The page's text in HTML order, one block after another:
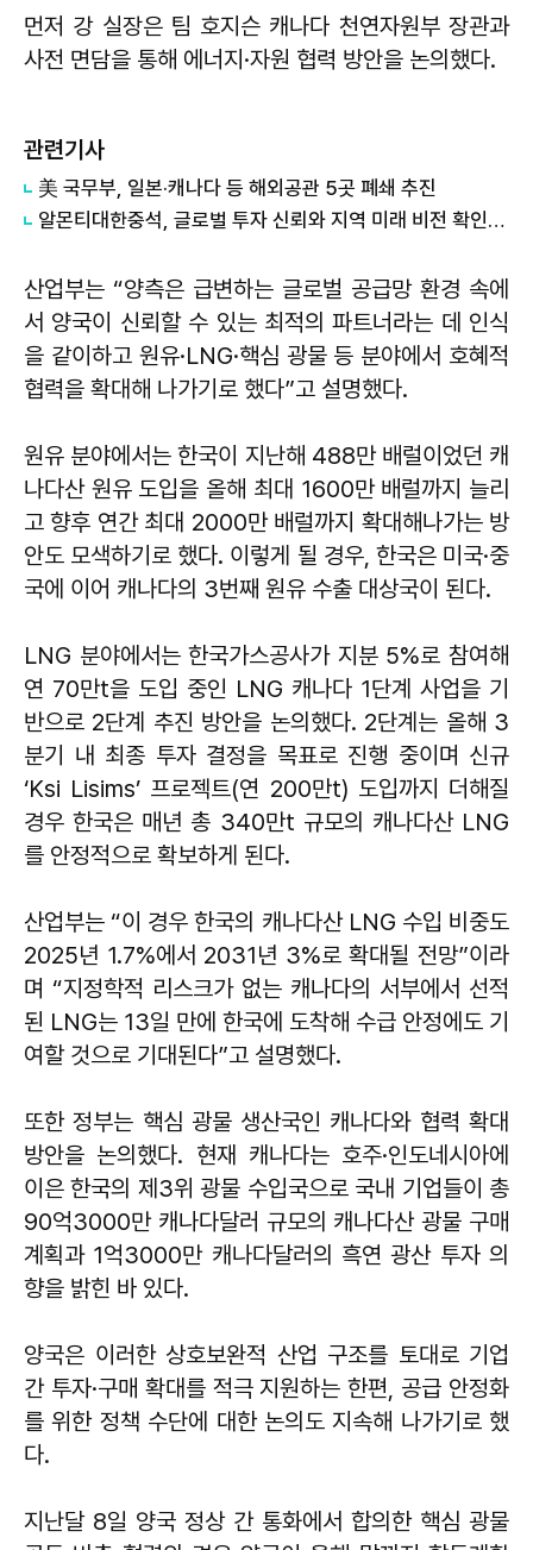
먼저 강 실장은 팀 호지슨 캐나다 천연자원부 장관과
사전 면담을 통해 에너지·자원 협력 방안을 논의했다.
관련기사
美 국무부, 일본·캐나다 등 해외공관 5곳 폐쇄 추진
알몬티대한중석, 글로벌 투자 신뢰와 지역 미래 비전 확인…캐나다 장기 주주들 상동광산 찾았다
산업부는 “양측은 급변하는 글로벌 공급망 환경 속에
서 양국이 신뢰할 수 있는 최적의 파트너라는 데 인식
을 같이하고 원유·LNG·핵심 광물 등 분야에서 호혜적
협력을 확대해 나가기로 했다”고 설명했다.
원유 분야에서는 한국이 지난해 488만 배럴이었던 캐
나다산 원유 도입을 올해 최대 1600만 배럴까지 늘리
고 향후 연간 최대 2000만 배럴까지 확대해나가는 방
안도 모색하기로 했다. 이렇게 될 경우, 한국은 미국·중
국에 이어 캐나다의 3번째 원유 수출 대상국이 된다.
LNG 분야에서는 한국가스공사가 지분 5%로 참여해
연 70만t을 도입 중인 LNG 캐나다 1단계 사업을 기
반으로 2단계 추진 방안을 논의했다. 2단계는 올해 3
분기 내 최종 투자 결정을 목표로 진행 중이며 신규
‘Ksi Lisims’ 프로젝트(연 200만t) 도입까지 더해질
경우 한국은 매년 총 340만t 규모의 캐나다산 LNG
를 안정적으로 확보하게 된다.
산업부는 “이 경우 한국의 캐나다산 LNG 수입 비중도
2025년 1.7%에서 2031년 3%로 확대될 전망”이라
며 “지정학적 리스크가 없는 캐나다의 서부에서 선적
된 LNG는 13일 만에 한국에 도착해 수급 안정에도 기
여할 것으로 기대된다”고 설명했다.
또한 정부는 핵심 광물 생산국인 캐나다와 협력 확대
방안을 논의했다. 현재 캐나다는 호주·인도네시아에
이은 한국의 제3위 광물 수입국으로 국내 기업들이 총
90억3000만 캐나다달러 규모의 캐나다산 광물 구매
계획과 1억3000만 캐나다달러의 흑연 광산 투자 의
향을 밝힌 바 있다.
양국은 이러한 상호보완적 산업 구조를 토대로 기업
간 투자·구매 확대를 적극 지원하는 한편, 공급 안정화
를 위한 정책 수단에 대한 논의도 지속해 나가기로 했
다.
지난달 8일 양국 정상 간 통화에서 합의한 핵심 광물